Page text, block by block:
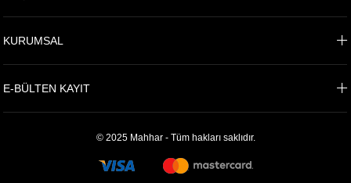
KURUMSAL
E-BÜLTEN KAYIT
© 2025 Mahhar - Tüm hakları saklıdır.